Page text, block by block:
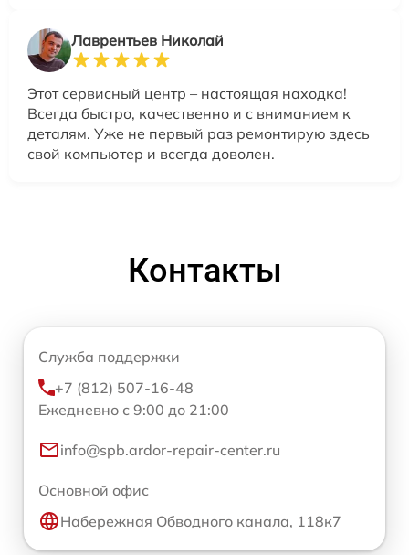
Лаврентьев Николай
Этот сервисный центр – настоящая находка!
Всегда быстро, качественно и с вниманием к
деталям. Уже не первый раз ремонтирую здесь
свой компьютер и всегда доволен.
Контакты
Служба поддержки
+7 (812) 507-16-48
Ежедневно с 9:00 до 21:00
info@spb.ardor-repair-center.ru
Основной офис
Набережная Обводного канала, 118к7